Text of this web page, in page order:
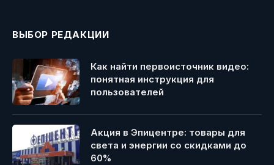
ВЫБОР РЕДАКЦИИ
Как найти первоисточник видео:
понятная инструкция для
пользователей
Акция в Эпицентре: товары для
света и энергии со скидками до
60%